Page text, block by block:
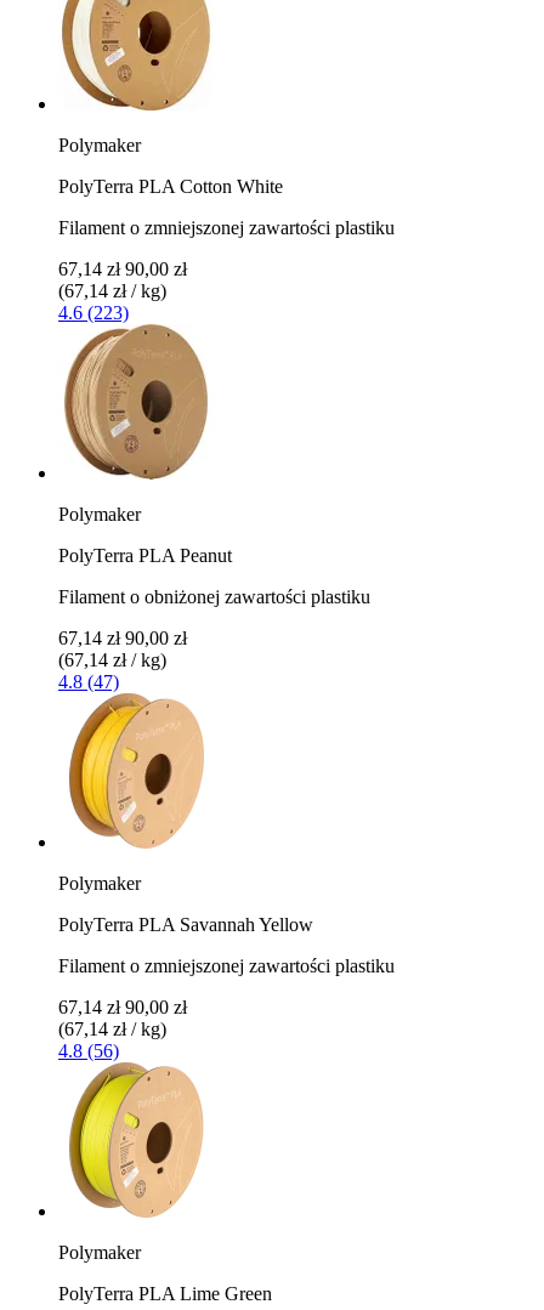
Polymaker
PolyTerra PLA Cotton White
Filament o zmniejszonej zawartości plastiku
67,14 zł 90,00 zł
(67,14 zł / kg)
4.6 (223)
Polymaker
PolyTerra PLA Peanut
Filament o obniżonej zawartości plastiku
67,14 zł 90,00 zł
(67,14 zł / kg)
4.8 (47)
Polymaker
PolyTerra PLA Savannah Yellow
Filament o zmniejszonej zawartości plastiku
67,14 zł 90,00 zł
(67,14 zł / kg)
4.8 (56)
Polymaker
PolyTerra PLA Lime Green